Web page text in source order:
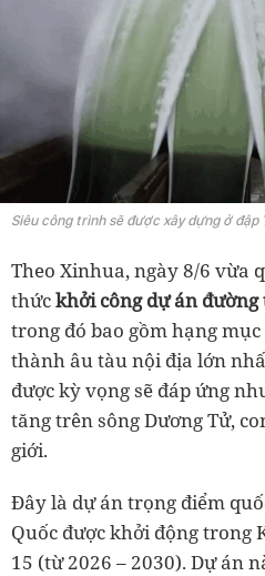
Siêu công trình sẽ được xây dựng ở đập
Theo Xinhua, ngày 8/6 vừa
thứckhởi công dự án
trong đó bao gồm hạng
thành âu tàu nội địa lớn
được kỳ vọng sẽ đáp ứng
tăng trên sông Dương Tử,
giới.
Đây là dự án trọng điểm
Quốc được khởi động trong
15 (từ 2026 – 2030). Dự án